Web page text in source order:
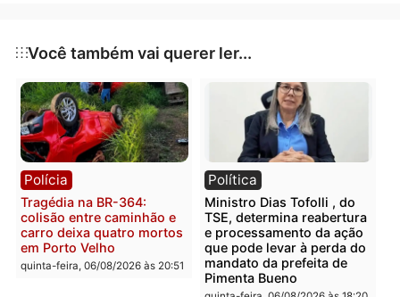
Categorias
Polícia
Você também vai querer ler...